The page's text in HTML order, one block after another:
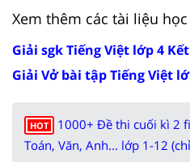
Xem thêm các tài liệu
Giải sgk Tiếng Việt lớp 4
Giải Vở bài tập Tiếng Việt
HOT
1000+ Đề thi cuối kì 2
Toán, Văn, Anh... lớp 1-12